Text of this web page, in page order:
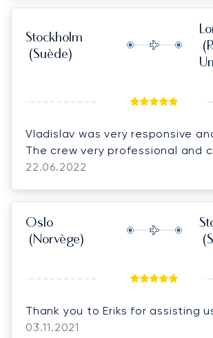
Stockholm
(Suède)
Vladislav was very responsive
The crew very professional and
22.06.2022
Oslo
(Norvège)
Thank you to Eriks for assisting
03.11.2021